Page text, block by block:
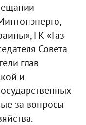
ГК «Газ
Совета
глав
и
за вопросы